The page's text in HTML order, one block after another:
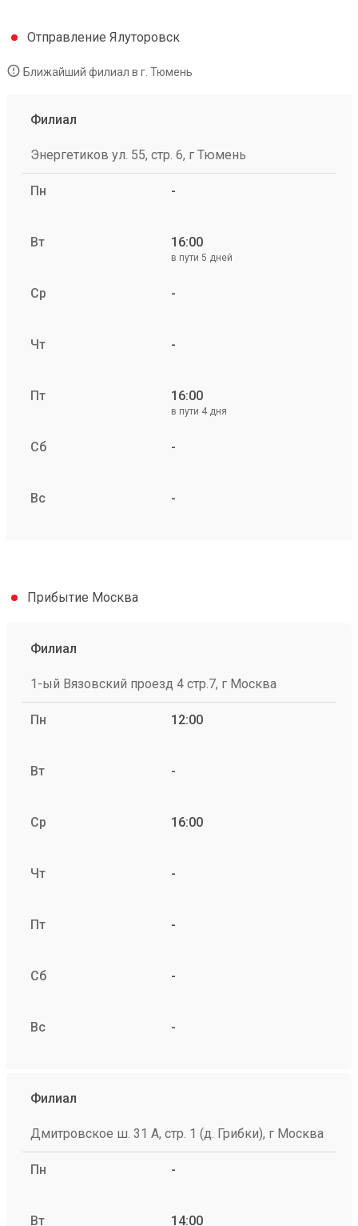
Отправление Ялуторовск
Ближайший филиал в г. Тюмень
Филиал
Энергетиков ул. 55, стр. 6, г Тюмень
Пн -
Вт 16:00
в пути 5 дней
Ср -
Чт -
Пт 16:00
в пути 4 дня
Сб -
Вс -
Прибытие Москва
Филиал
1-ый Вязовский проезд 4 стр.7, г Москва
Пн 12:00
Вт -
Ср 16:00
Чт -
Пт -
Сб -
Вс -
Филиал
Дмитровское ш. 31 А, стр. 1 (д. Грибки), г Москва
Пн -
Вт 14:00